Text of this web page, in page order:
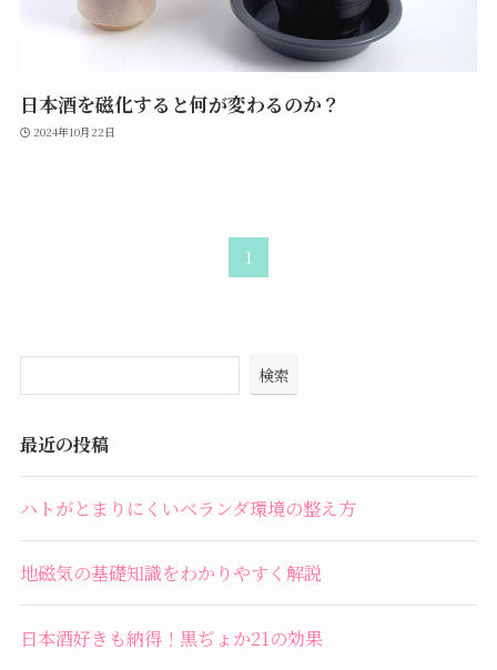
日本酒を磁化すると何が変わるのか？
2024年10月22日
1
検索
最近の投稿
ハトがとまりにくいベランダ環境の整え方
地磁気の基礎知識をわかりやすく解説
日本酒好きも納得！黒ぢょか21の効果